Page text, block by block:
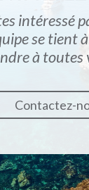
intéressé
se tient
à toutes
Contactez-